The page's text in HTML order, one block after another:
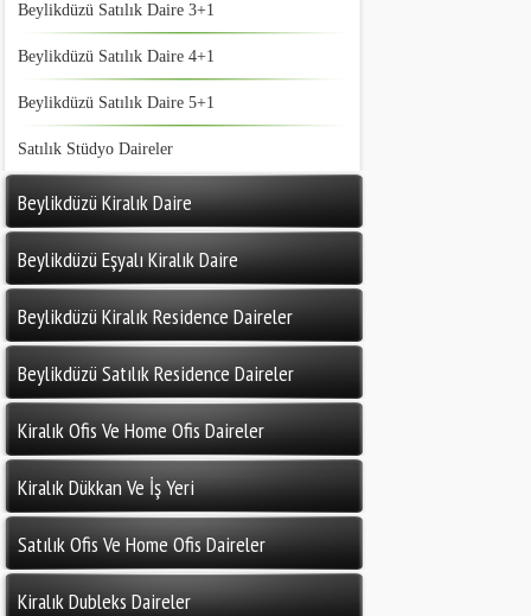
Beylikdüzü Satılık Daire 3+1
Beylikdüzü Satılık Daire 4+1
Beylikdüzü Satılık Daire 5+1
Satılık Stüdyo Daireler
Beylikdüzü Kiralık Daire
Beylikdüzü Eşyalı Kiralık Daire
Beylikdüzü Kiralık Residence Daireler
Beylikdüzü Satılık Residence Daireler
Kiralık Ofis Ve Home Ofis Daireler
Kiralık Dükkan Ve İş Yeri
Satılık Ofis Ve Home Ofis Daireler
Kiralık Dubleks Daireler